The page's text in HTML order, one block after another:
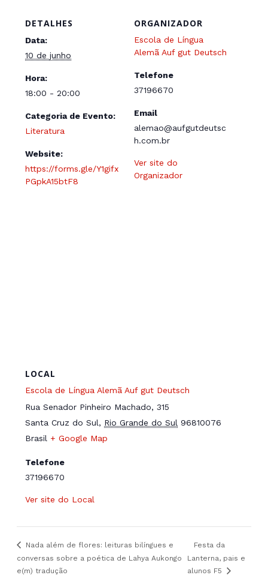
DETALHES
Data:
10 de junho
Hora:
18:00 - 20:00
Categoria de Evento:
Literatura
Website:
https://forms.gle/Y1gifx
PGpkA15btF8
ORGANIZADOR
Escola de Língua
Alemã Auf gut Deutsch
Telefone
37196670
Email
alemao@aufgutdeutsc
h.com.br
Ver site do
Organizador
LOCAL
Escola de Língua Alemã Auf gut Deutsch
Rua Senador Pinheiro Machado, 315
Santa Cruz do Sul, Rio Grande do Sul 96810076
Brasil + Google Map
Telefone
37196670
Ver site do Local
Nada além de flores: leituras bilíngues e
conversas sobre a poética de Lahya Aukongo
e(m) tradução
Festa da
Lanterna, pais e
alunos F5